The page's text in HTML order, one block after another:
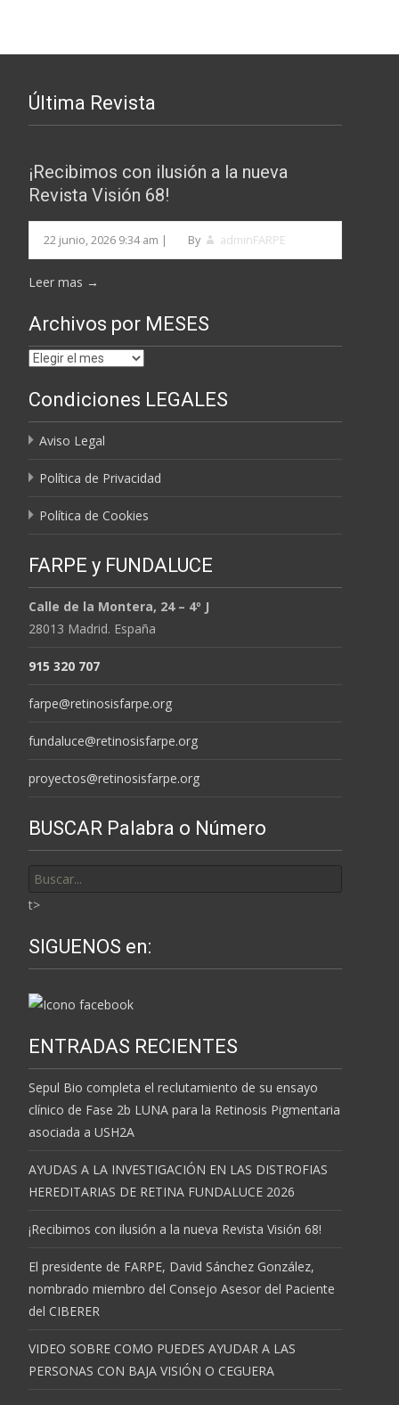
Última Revista
¡Recibimos con ilusión a la nueva
Revista Visión 68!
22 junio, 2026 9:34 am | By adminFARPE
Leer mas →
Archivos por MESES
Archivos
MESES
Condiciones LEGALES
Aviso Legal
Política de Privacidad
Política de Cookies
FARPE y FUNDALUCE
Calle de la Montera, 24 – 4º J
28013 Madrid. España
915 320 707
farpe@retinosisfarpe.org
fundaluce@retinosisfarpe.org
proyectos@retinosisfarpe.org
BUSCAR Palabra o Número
por:
t>
SIGUENOS en:
ENTRADAS RECIENTES
Sepul Bio completa el reclutamiento de su ensayo
clínico de Fase 2b LUNA para la Retinosis Pigmentaria
asociada a USH2A
AYUDAS A LA INVESTIGACIÓN EN LAS DISTROFIAS
HEREDITARIAS DE RETINA FUNDALUCE 2026
¡Recibimos con ilusión a la nueva Revista Visión 68!
El presidente de FARPE, David Sánchez González,
nombrado miembro del Consejo Asesor del Paciente
del CIBERER
VIDEO SOBRE COMO PUEDES AYUDAR A LAS
PERSONAS CON BAJA VISIÓN O CEGUERA